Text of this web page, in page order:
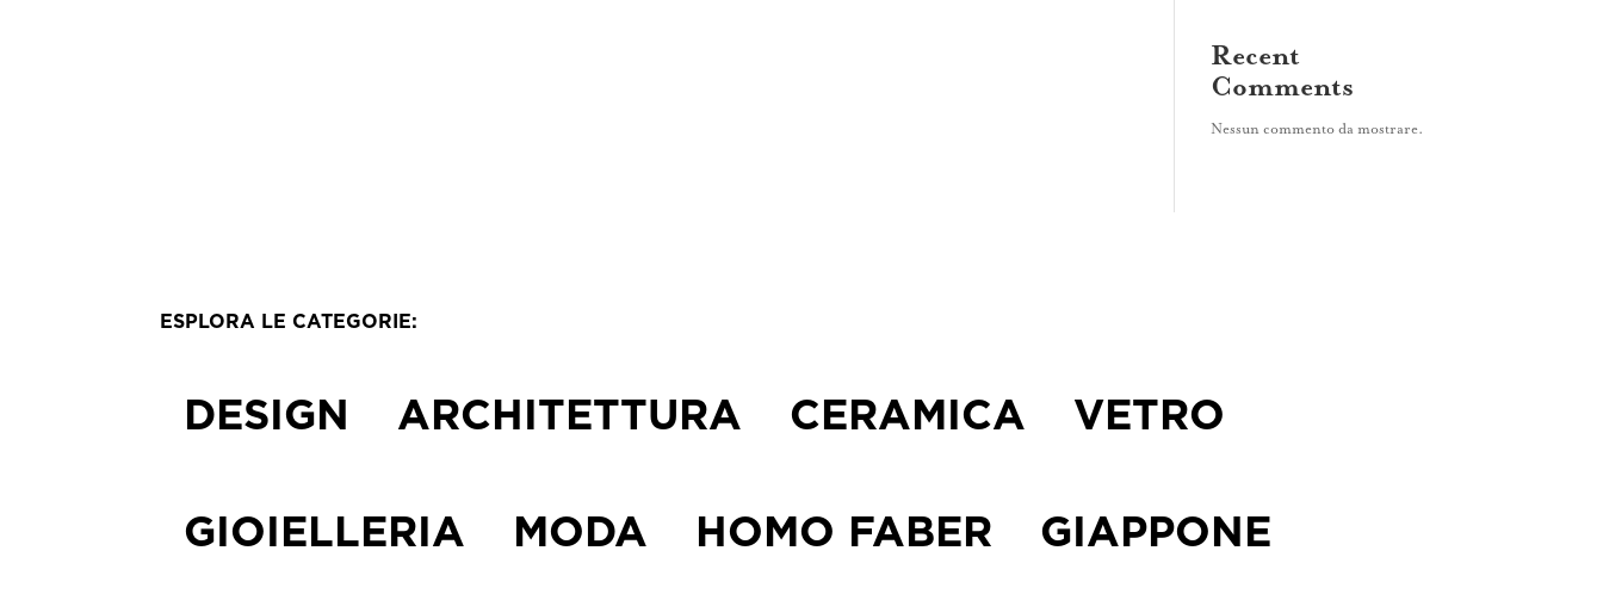
Recent
Comments
Nessun commento da mostrare.
ESPLORA LE CATEGORIE:
DESIGN ARCHITETTURA CERAMICA VETRO
GIOIELLERIA MODA HOMO FABER GIAPPONE